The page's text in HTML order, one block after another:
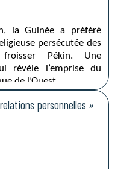
la Guinée a préféré
persécutée des
Pékin. Une
révèle l’emprise du
de l’Ouest.
personnelles »